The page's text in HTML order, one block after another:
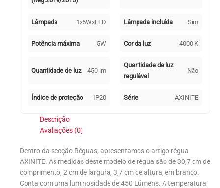
Lâmpada 1x5WxLED Lâmpada incluída Sim
Potência máxima 5W Cor da luz 4000 K
Quantidade de luz 450 lm
Quantidade de luz
regulável
Não
Índice de proteção IP20 Série AXINITE
Descrição
Avaliações (0)
Dentro da secção Réguas, apresentamos o artigo régua
AXINITE. As medidas deste modelo de régua são de 30,7 cm de
comprimento, 2 cm de largura, 3,7 cm de altura, em branco.
Conta com uma luminosidade de 450 Lúmens. A temperatura